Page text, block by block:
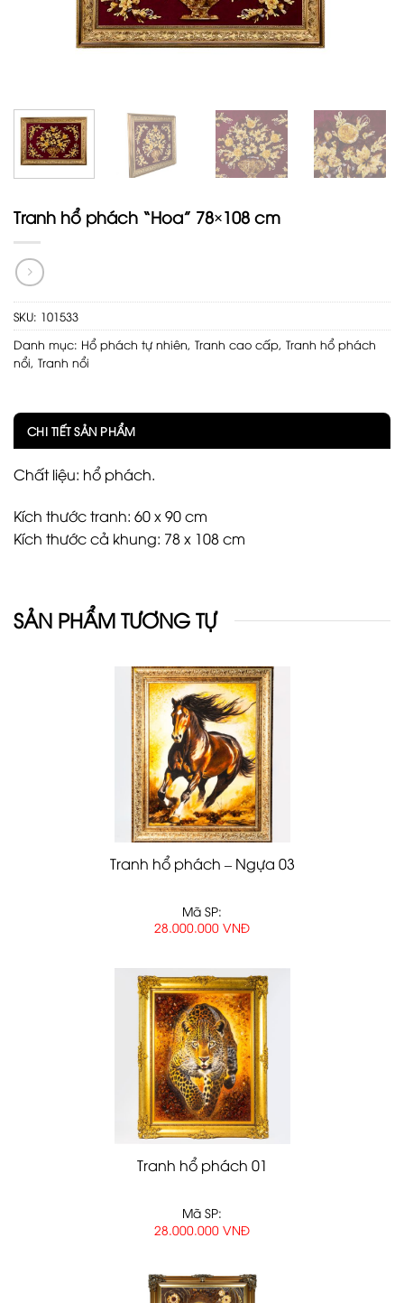
Tranh hổ phách “Hoa” 78×108 cm
SKU: 101533
Danh mục: Hổ phách tự nhiên, Tranh cao cấp, Tranh hổ phách
nổi, Tranh nổi
CHI TIẾT SẢN PHẨM
Chất liệu: hổ phách.
Kích thước tranh: 60 x 90 cm
Kích thước cả khung: 78 x 108 cm
SẢN PHẨM TƯƠNG TỰ
Tranh hổ phách – Ngựa 03
Mã SP:
28.000.000 VNĐ
Tranh hổ phách 01
Mã SP:
28.000.000 VNĐ